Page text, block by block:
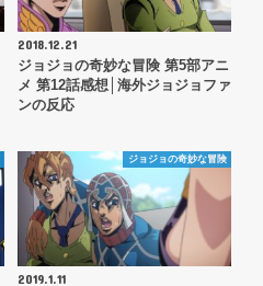
2018.12.21
ジョジョの奇妙な冒険 第5部アニ
メ 第12話感想│海外ジョジョファ
ンの反応
ジョジョの奇妙な冒険
2019.1.11